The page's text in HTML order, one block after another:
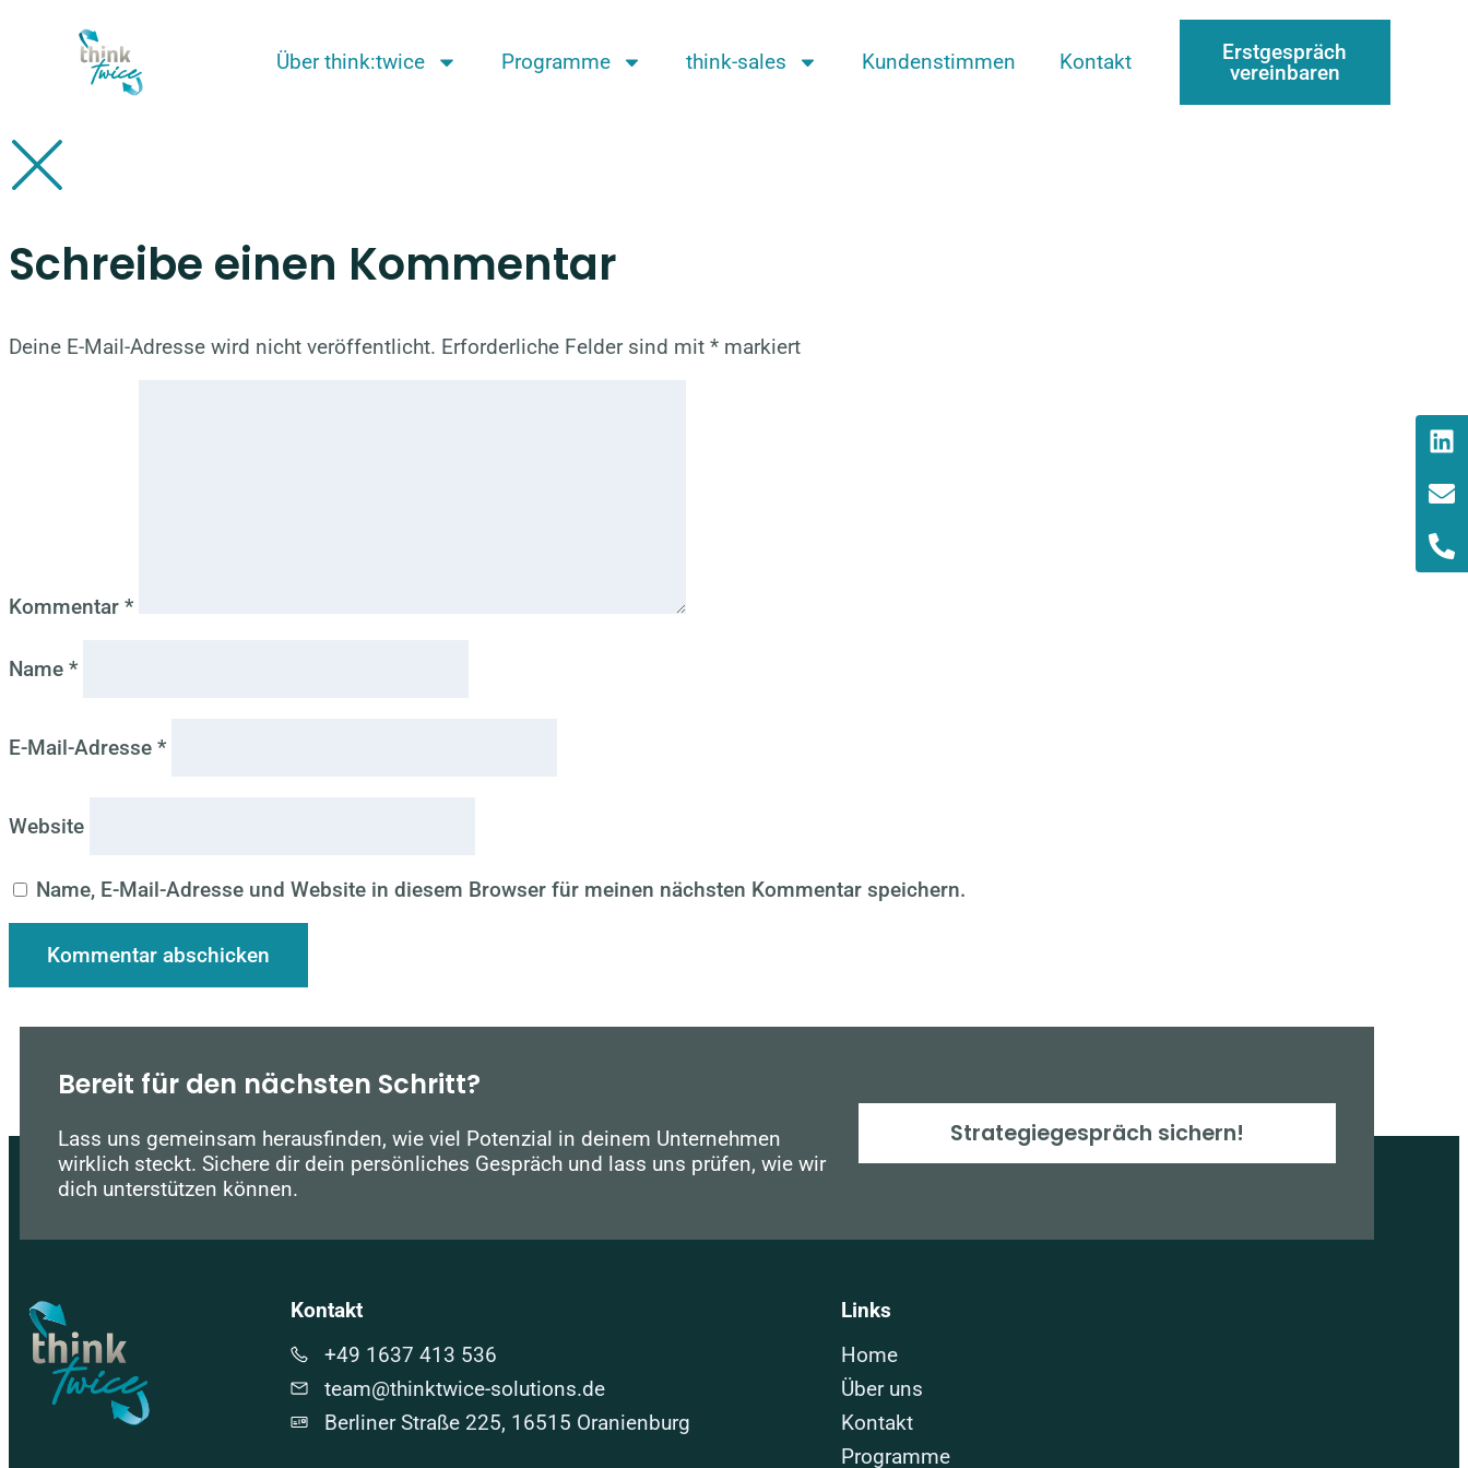
Über think:twice Programme think-sales Kundenstimmen Kontakt
Erstgespräch
vereinbaren
Schreibe einen Kommentar
Deine E-Mail-Adresse wird nicht veröffentlicht. Erforderliche Felder sind mit * markiert
Kommentar *
Name *
E-Mail-Adresse *
Website
Name, E-Mail-Adresse und Website in diesem Browser für meinen nächsten Kommentar speichern.
Bereit für den nächsten Schritt?
Lass uns gemeinsam herausfinden, wie viel Potenzial in deinem Unternehmen
wirklich steckt. Sichere dir dein persönliches Gespräch und lass uns prüfen, wie wir
dich unterstützen können.
Strategiegespräch sichern!
Kontakt
+49 1637 413 536
team@thinktwice-solutions.de
Berliner Straße 225, 16515 Oranienburg
Links
Home
Über uns
Kontakt
Programme